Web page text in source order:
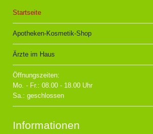
Startseite
Apotheken-Kosmetik-Shop
Ärzte im Haus
Öffnungszeiten:
Mo. - Fr.: 08.00 - 18.00 Uhr
Sa.: geschlossen
Informationen